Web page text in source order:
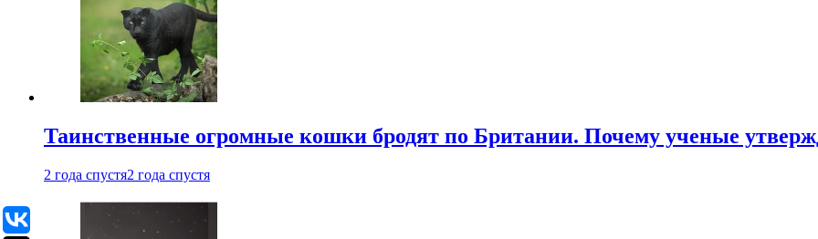
Таинственные огромные кошки бродят по Британии. Почему ученые
2 года спустя2 года спустя